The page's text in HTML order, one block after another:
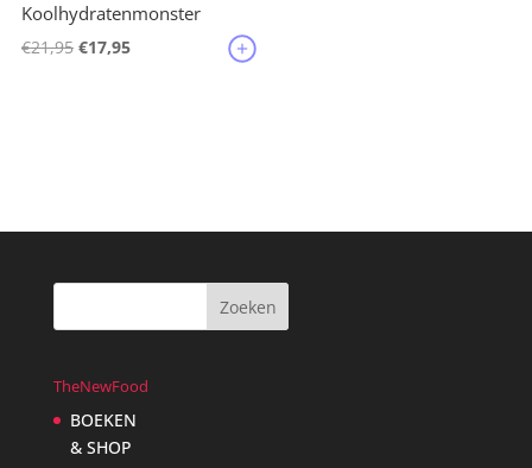
Koolhydratenmonster
€21,95 Oorspronkelijke
€17,95Huidige
TheNewFood
BOEKEN
& SHOP